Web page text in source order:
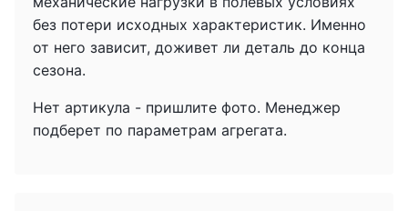
без потери исходных характеристик. Именно
от него зависит, доживет ли деталь до конца
сезона.
Нет артикула - пришлите фото. Менеджер
подберет по параметрам агрегата.